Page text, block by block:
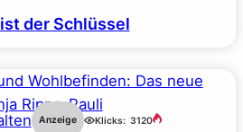
der Schlüssel
Anzeige Klicks: 3120